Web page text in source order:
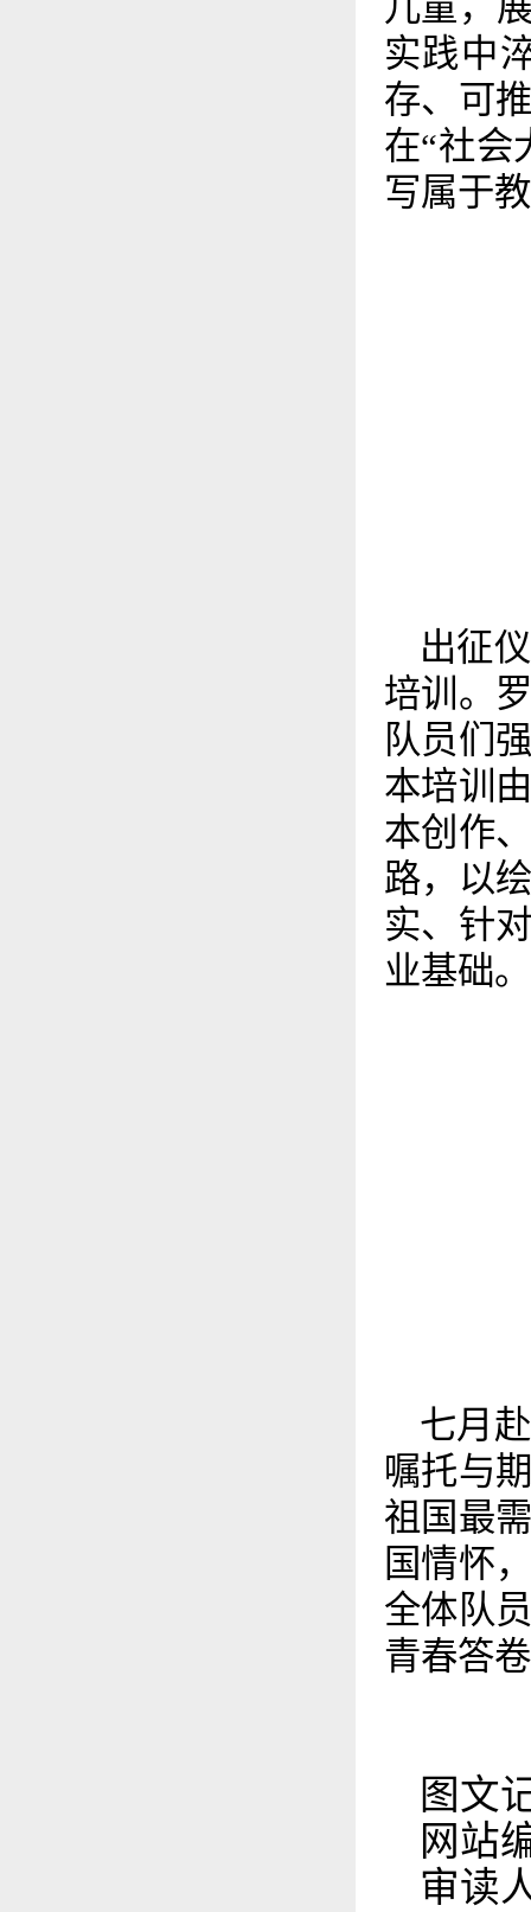
实践中
存、可
在“社会
写属于
出征
培训。
队员们
本培训
本创作
路，以
实、针
业基础。
七月
嘱托与
祖国最
国情怀
全体队
青春答
图文
网站
审读